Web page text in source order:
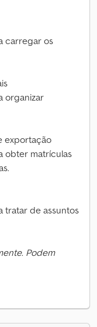
carregar os
organizar
exportação
obter matrículas
tratar de assuntos
Podem